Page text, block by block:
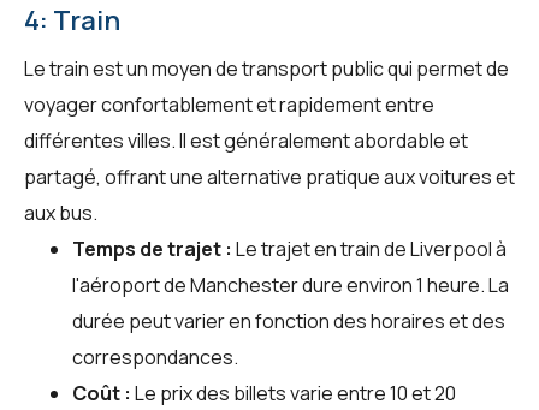
4: Train
Le train est un moyen de transport public qui permet de
voyager confortablement et rapidement entre
différentes villes. Il est généralement abordable et
partagé, offrant une alternative pratique aux voitures et
aux bus.
Temps de trajet : Le trajet en train de Liverpool à
l'aéroport de Manchester dure environ 1 heure. La
durée peut varier en fonction des horaires et des
correspondances.
Coût : Le prix des billets varie entre 10 et 20